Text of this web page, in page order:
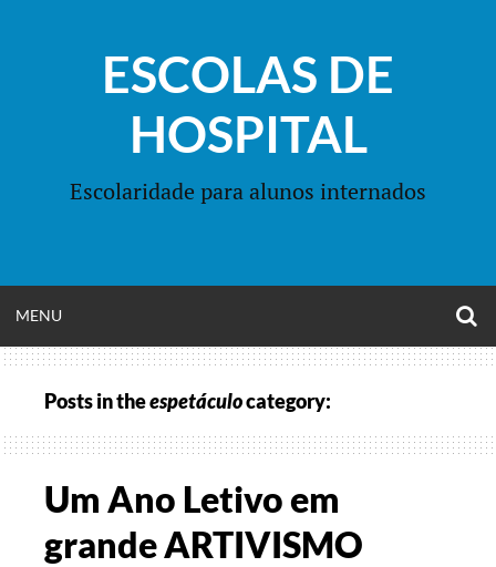
ESCOLAS DE
HOSPITAL
Escolaridade para alunos internados
MENU
MENU
Posts in theespetáculocategory:
Um Ano Letivo em
grande ARTIVISMO